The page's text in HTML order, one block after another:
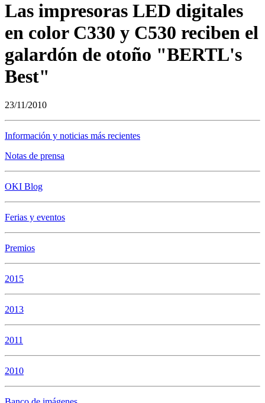
Las impresoras LED digitales
en color C330 y C530 reciben el
galardón de otoño "BERTL's
Best"
23/11/2010
Información y noticias más recientes
Notas de prensa
OKI Blog
Ferias y eventos
Premios
2015
2013
2011
2010